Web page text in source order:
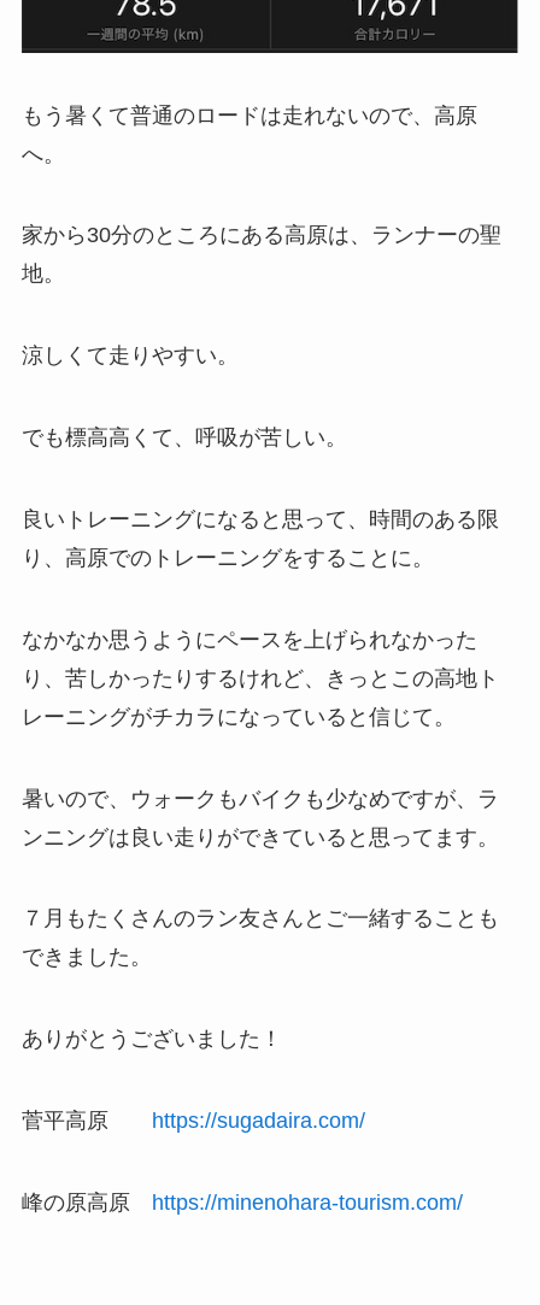
もう暑くて普通のロードは走れないので、高原
へ。
家から30分のところにある高原は、ランナーの聖
地。
涼しくて走りやすい。
でも標高高くて、呼吸が苦しい。
良いトレーニングになると思って、時間のある限
り、高原でのトレーニングをすることに。
なかなか思うようにペースを上げられなかった
り、苦しかったりするけれど、きっとこの高地ト
レーニングがチカラになっていると信じて。
暑いので、ウォークもバイクも少なめですが、ラ
ンニングは良い走りができていると思ってます。
７月もたくさんのラン友さんとご一緒することも
できました。
ありがとうございました！
菅平高原 https://sugadaira.com/
峰の原高原 https://minenohara-tourism.com/